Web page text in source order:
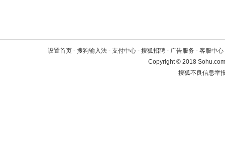
设置首页 - 搜狗输入法 - 支付中心 - 搜狐招聘 - 广告服务 - 客服中心
Copyright©2018
搜狐不良信息举